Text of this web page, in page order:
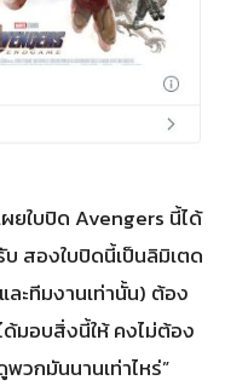
ยใบปิด Avengers นี้ได้
สองใบปิดนี้เป็นลิมิเตด
ะทีมงานเท่านั้น) ต้อง
มอบสิ่งนี้ให้ คงไม่ต้อง
วกมันนานเท่าไหร่”